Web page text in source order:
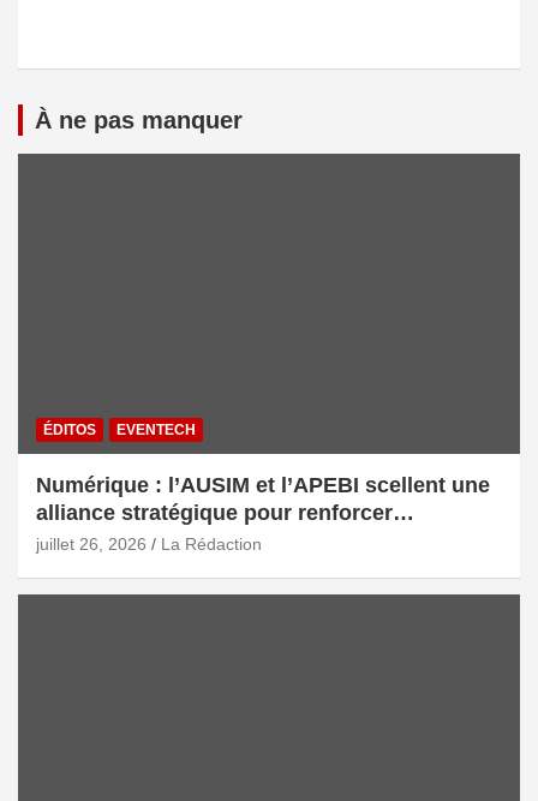
À ne pas manquer
ÉDITOS EVENTECH
Numérique : l’AUSIM et l’APEBI scellent une
alliance stratégique pour renforcer
l’écosystème digital marocain
juillet 26, 2026 La Rédaction